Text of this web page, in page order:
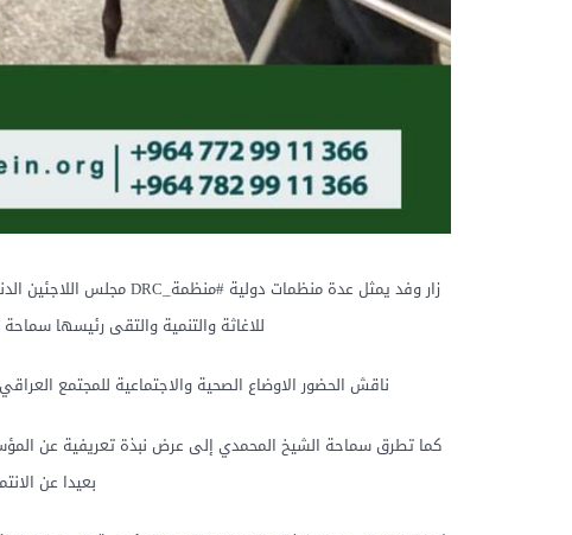
للاغاثة والتنمية والتقى رئيسها
ناقش الحضور الاوضاع الصحية والاجتماعية للمجتمع
كما تطرق سماحة الشيخ المحمدي إلى عرض نبذة تعريفية عن
بعيدا عن